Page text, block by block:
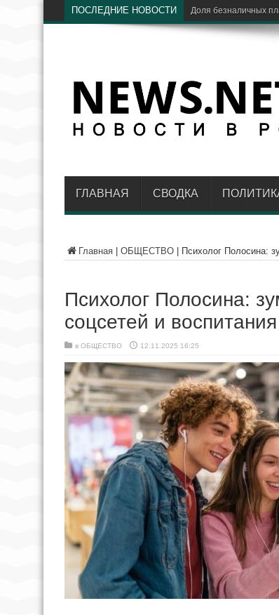
ПОСЛЕДНИЕ НОВОСТИ ЦБ:
ГЛАВНАЯ СВОДКА
Главная ОБЩЕСТВО Психолог Полосина:
Психолог Полосина:
соцсетей и воспитания
в ОБЩЕСТВО 12.11.2025 16:25